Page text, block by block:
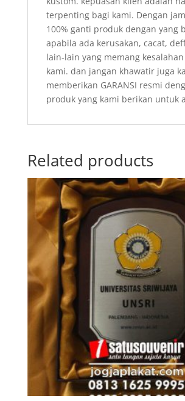
terpenting bagi kami. Dengan
100% ganti produk dengan yang
apabila ada kerusakan, cacat,
lain-lain yang memang
kami. dan jangan khawatir juga
memberikan GARANSI resmi
produk yang kami berikan untuk
Related products